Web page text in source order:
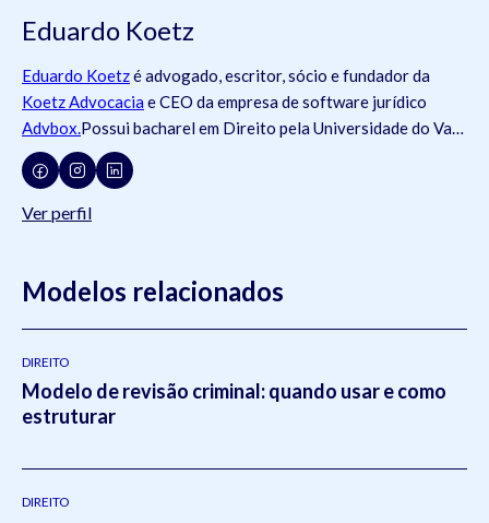
Eduardo Koetz
Eduardo Koetzé advogado, escritor, sócio e fundador da
Koetz Advocacia e CEO da empresa de software jurídico
Advbox.Possui bacharel em Direito pela Universidade do Vale
do Rio dos Sinos (
dos Advogados do Brasil
73.409, OAB/PR 72.951, OAB/SP 435.266, OAB/MG
Direito do Trabalho pelaUniversidade Federal do Rio Grande
2014).Atua como um dos principais gestores da Koetz
Advocacia, realizando a supervisão e liderança em todos os
setores do escritório.Em 2021, Eduardo publicou o livro
pela editoraViseu.
Ver perfil
Modelos relacionados
DIREITO
Modelo de revisão criminal: quando usar e como
estruturar
DIREITO